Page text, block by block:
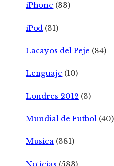
iPhone (33)
iPod (31)
Lacayos del Peje (84)
Lenguaje (10)
Londres 2012 (3)
Mundial de Futbol (40)
Musica (381)
Noticias (583)